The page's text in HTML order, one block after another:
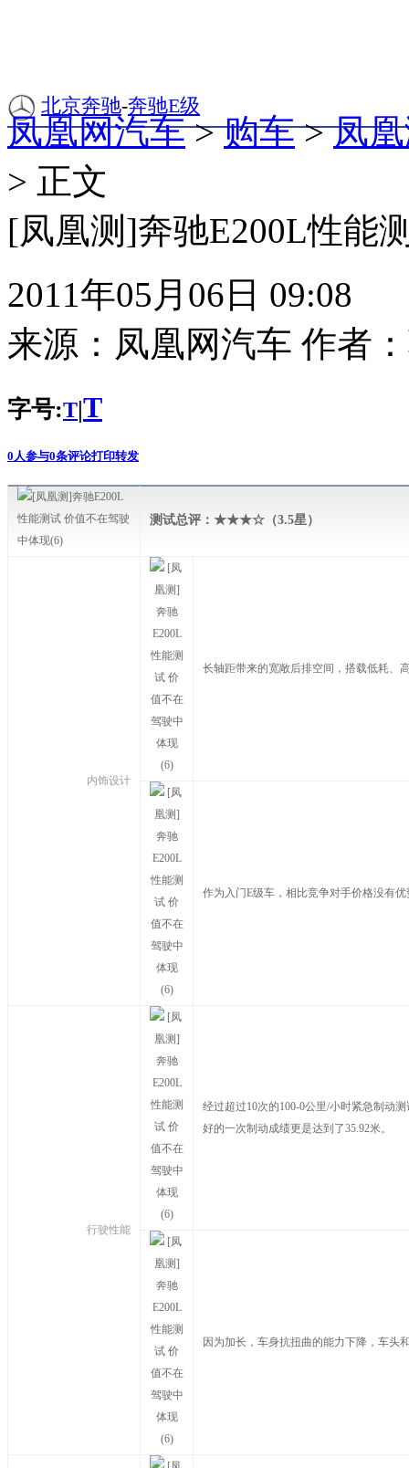
北京奔驰-奔驰E级
凤凰网汽车>购车>凤
> 正文
[凤凰测]奔驰E200L性能
2011年05月06日 09:08
来源： 凤凰网汽车 作者：
字号:T|T
0 人参与0条评论打印转发
测试总评：★★★☆（3.5星）
内饰设计
长轴距带来的宽敞后排空间，搭载低耗、
作为入门E级车，相比竞争对手价格没有
行驶性能
经过超过10次的100-0公里/小时紧急制动
好的一次制动成绩更是达到了35.92米。
因为加长，车身抗扭曲的能力下降，车头